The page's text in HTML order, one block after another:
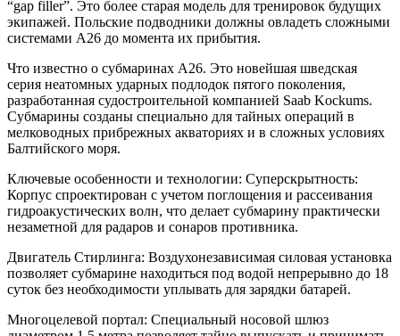
“gap filler”. Это более старая модель для тренировок будущих
экипажей. Польские подводники должны овладеть сложными
системами А26 до момента их прибытия.
Что известно о субмаринах А26. Это новейшая шведская
серия неатомных ударных подлодок пятого поколения,
разработанная судостроительной компанией Saab Kockums.
Субмарины созданы специально для тайных операций в
мелководных прибрежных акваториях и в сложных условиях
Балтийского моря.
Ключевые особенности и технологии: Суперскрытность:
Корпус спроектирован с учетом поглощения и рассеивания
гидроакустических волн, что делает субмарину практически
незаметной для радаров и сонаров противника.
Двигатель Стирлинга: Воздухонезависимая силовая установка
позволяет субмарине находиться под водой непрерывно до 18
суток без необходимости уплывать для зарядки батарей.
Многоцелевой портал: Специальный носовой шлюз